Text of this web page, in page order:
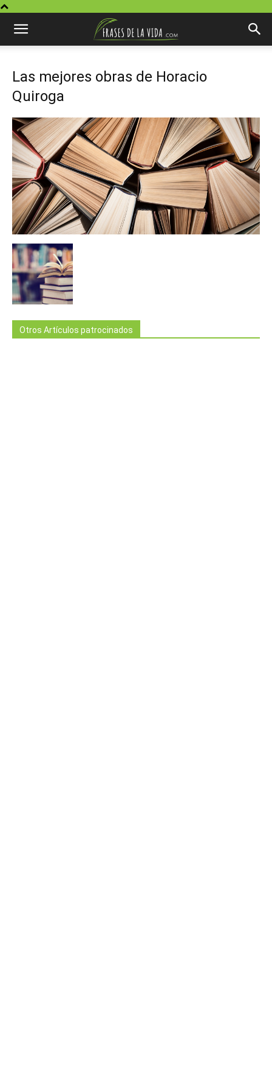
Las mejores obras de Horacio
Quiroga
Otros Artículos patrocinados